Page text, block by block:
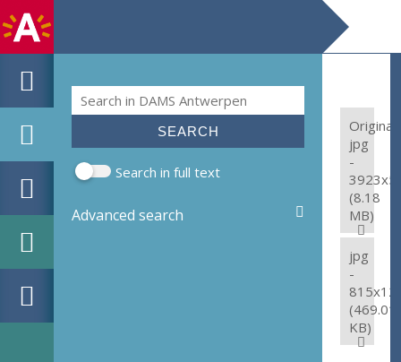
Search form
Search
Search in full text
Advanced search
Original:
jpg
-
(8.18
MB)
jpg
-
(469.01
KB)